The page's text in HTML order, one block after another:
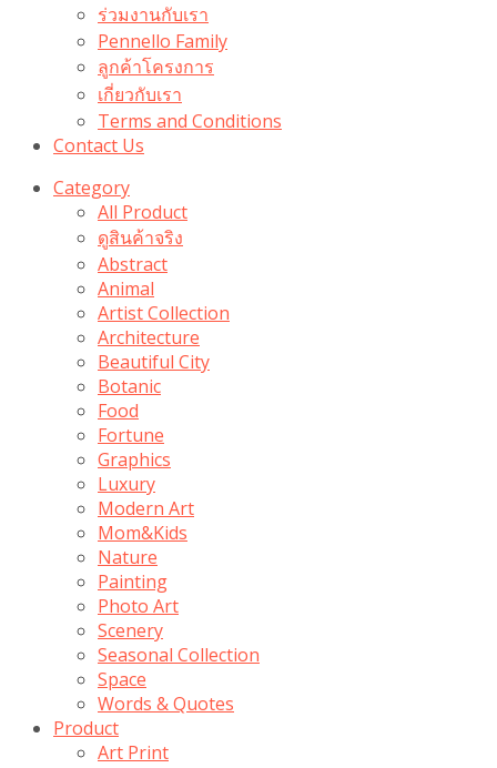
ร่วมงานกับเรา
Pennello Family
ลูกค้าโครงการ
เกี่ยวกับเรา
Terms and Conditions
Contact Us
Category
All Product
ดูสินค้าจริง
Abstract
Animal
Artist Collection
Architecture
Beautiful City
Botanic
Food
Fortune
Graphics
Luxury
Modern Art
Mom&Kids
Nature
Painting
Photo Art
Scenery
Seasonal Collection
Space
Words & Quotes
Product
Art Print